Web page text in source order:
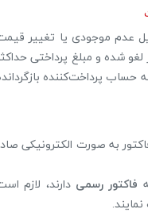
عدم موجودی یا تغییر
شده و مبلغ پرداختی
پرداخت‌کننده
به صورت الکترونیکی
فاکتور رسمی دارند، لازم